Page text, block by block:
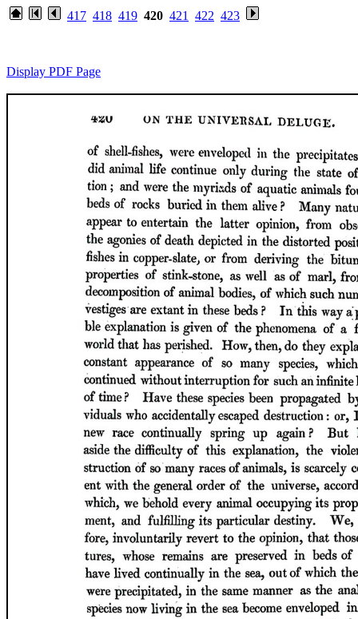
417 418 419 420 421 422 423
Display PDF Page